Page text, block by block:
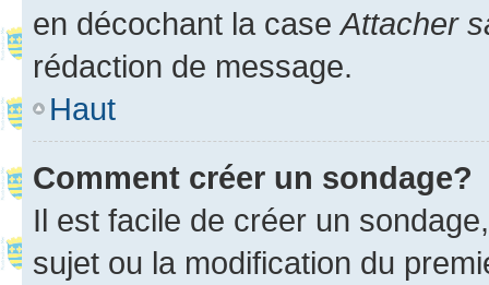
en décochant la case Attacher
rédaction de message.
Haut
Comment créer un sondage?
Il est facile de créer un
sujet ou la modification du